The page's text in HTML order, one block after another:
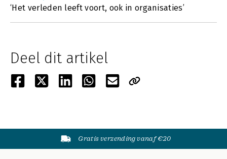
‘Het verleden leeft voort, ook in organisaties’
Deel dit artikel
Gratis verzending vanaf €20